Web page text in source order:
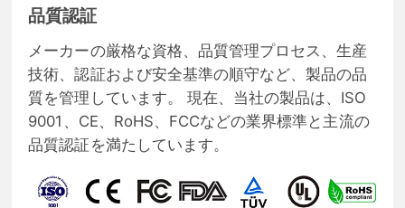
品質認証
メーカーの厳格な資格、品質管理プロセス、生産
技術、認証および安全基準の順守など、製品の品
質を管理しています。 現在、当社の製品は、ISO
9001、CE、RoHS、FCCなどの業界標準と主流の
品質認証を満たしています。